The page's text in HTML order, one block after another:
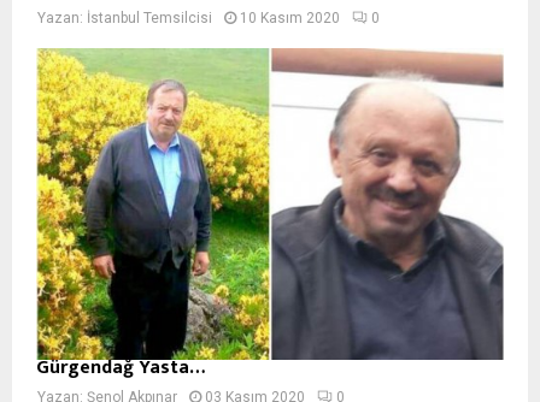
Yazan: İstanbul Temsilcisi 10 Kasım 2020 0
Gürgendağ Yasta…
Yazan: Şenol Akpınar 03 Kasım 2020 0